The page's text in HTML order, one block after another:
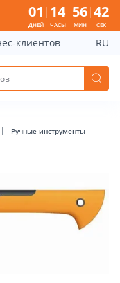
loaded
01
ДНЕЙ
14
ЧАСЫ
56
МИН
42
СЕК
клиентов RU
Ручные инструменты